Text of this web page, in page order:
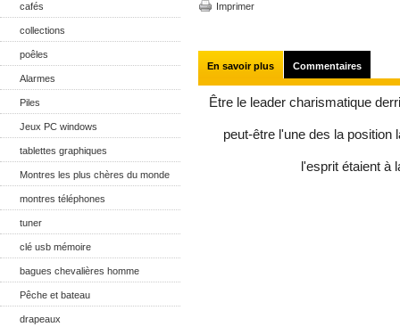
cafés
collections
poêles
Alarmes
Piles
Jeux PC windows
tablettes graphiques
Montres les plus chères du monde
montres téléphones
tuner
clé usb mémoire
bagues chevalières homme
Pêche et bateau
drapeaux
Imprimer
En savoir plus Commentaires
Être le leader charismatique
peut-être l'une des la position
l'esprit étaient à